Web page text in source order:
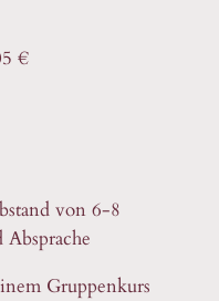
€
von 6-8
Gruppenkurs